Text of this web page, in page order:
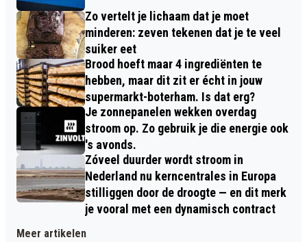
Zo vertelt je lichaam dat je moet
minderen: zeven tekenen dat je te veel
suiker eet
Brood hoeft maar 4 ingrediënten te
hebben, maar dit zit er écht in jouw
supermarkt-boterham. Is dat erg?
Je zonnepanelen wekken overdag
stroom op. Zo gebruik je die energie ook
's avonds.
Zóveel duurder wordt stroom in
Nederland nu kerncentrales in Europa
stilliggen door de droogte — en dit merk
je vooral met een dynamisch contract
Meer artikelen